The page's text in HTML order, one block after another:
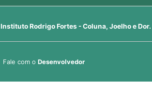
Instituto Rodrigo Fortes - Coluna, Joelho e Dor.
Fale com o Desenvolvedor